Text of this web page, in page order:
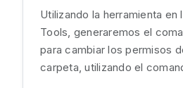
Utilizando la herramienta en
Tools, generaremos el
para cambiar los permisos
carpeta, utilizando el